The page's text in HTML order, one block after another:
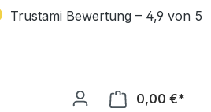
Trustami Bewertung – 4,9 von 5
0,00 €*